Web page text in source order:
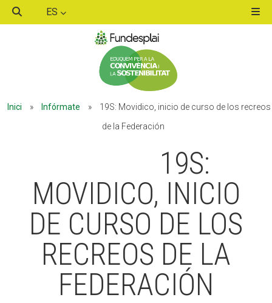
ES
Inici » Infórmate »
19S: Movidico, inicio de curso de los recreos
de la Federación
19S:
MOVIDICO, INICIO
DE CURSO DE LOS
RECREOS DE LA
FEDERACIÓN
ACTIVITATS D'ESTIU
MÓN ESCOLAR
ALBERG CENTRE ESPLAI
FORMACIÓ
CASES DE COLÒNIES